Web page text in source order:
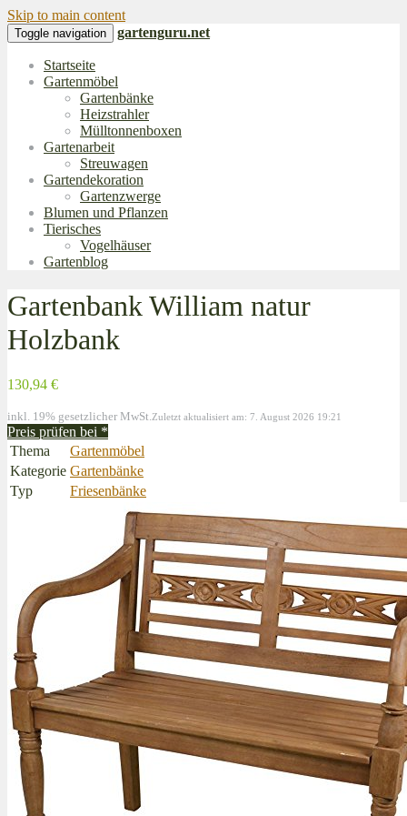
Skip to main content
Toggle navigation gartenguru.net
Startseite
Gartenmöbel
Gartenbänke
Heizstrahler
Mülltonnenboxen
Gartenarbeit
Streuwagen
Gartendekoration
Gartenzwerge
Blumen und Pflanzen
Tierisches
Vogelhäuser
Gartenblog
Gartenbank William natur
Holzbank
130,94 €
inkl. 19% gesetzlicher MwSt. Zuletzt aktualisiert am: 7. August 2026 19:21
Preis prüfen bei *
Thema
Gartenmöbel
Kategorie Gartenbänke
Typ
Friesenbänke